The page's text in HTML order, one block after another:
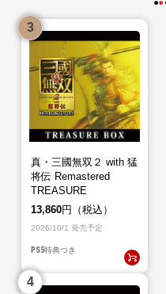
真・三國無双２ with 猛
将伝 Remastered
TREASURE
BOX（PS5）
13,860円（税込）
2026/10/1 発売予定
PS5特典つき